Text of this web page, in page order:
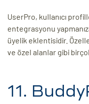
UserPro, kullanıcı
entegrasyonu
üyelik eklentisidir.
ve özel alanlar gibi
11.